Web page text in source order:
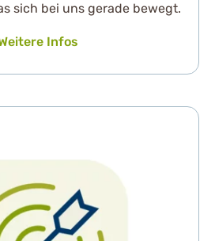
sich bei uns gerade bewegt.
Infos